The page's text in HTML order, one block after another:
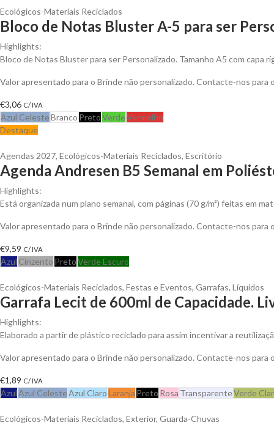
Ecológicos-Materiais Reciclados
Bloco de Notas Bluster A-5 para ser
Highlights:
Bloco de Notas Bluster para ser Personalizado. Tamanho A5 com capa
Valor apresentado para o Brinde não personalizado. Contacte-nos
€3,06 C/ IVA
Azul CelesteBranco PretoVerdeVermelho
Destaque
Agendas 2027, Ecológicos-Materiais Reciclados, Escritório
Agenda Andresen B5 Semanal em
Highlights:
Está organizada num plano semanal, com páginas (70 g/m²) feitas em
Valor apresentado para o Brinde não personalizado. Contacte-nos
€9,59 C/ IVA
Azul Cinzento PretoVerde Escuro
Ecológicos-Materiais Reciclados, Festas e Eventos, Garrafas, Líquidos
Garrafa Lecit de 600ml de Capacidade.
Highlights:
Elaborado a partir de plástico reciclado para assim incentivar a
Valor apresentado para o Brinde não personalizado. Contacte-nos
€1,89 C/ IVA
AzulAzul CelesteAzul ClaroLaranja Preto Rosa TransparenteVerde
Ecológicos-Materiais Reciclados, Exterior, Guarda-Chuvas